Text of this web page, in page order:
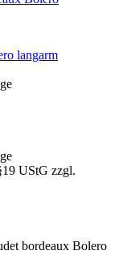
langarm
UStG zzgl.